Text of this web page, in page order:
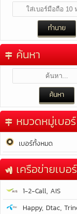
ค้นหา
หมวดหมู่เบอร์
เบอร์ทั้งหมด
เครือข่ายเบอร์
1-2-Call, AIS
Happy, Dtac,